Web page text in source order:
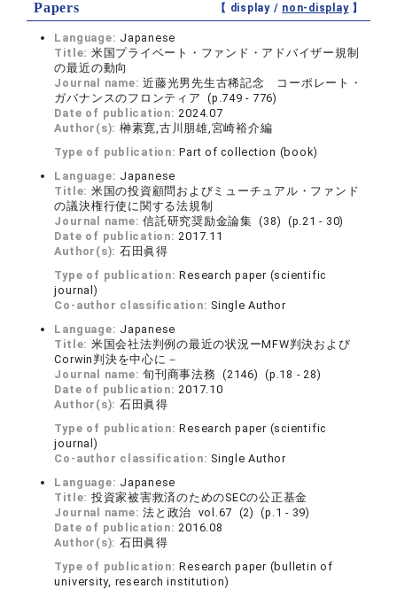
Papers 【 display / non-display】
Language: Japanese
Title: 米国プライベート・ファンド・アドバイザー規制
の最近の動向
Journal name:近藤光男先生古稀記念 コーポレート・
ガバナンスのフロンティア (p.749 - 776)
Date of publication:2024.07
Author(s): 榊素寛,古川朋雄,宮崎裕介編
Type of publication:Part of collection (book)
Language: Japanese
Title: 米国の投資顧問およびミューチュアル・ファンド
の議決権行使に関する法規制
Journal name:信託研究奨励金論集 (38) (p.21 - 30)
Date of publication:2017.11
Author(s): 石田眞得
Type of publication:Research paper (scientific
journal)
Co-author classification: Single Author
Language: Japanese
Title: 米国会社法判例の最近の状況ーMFW判決および
Corwin判決を中心に－
Journal name:旬刊商事法務 (2146) (p.18 - 28)
Date of publication:2017.10
Author(s): 石田眞得
Type of publication:Research paper (scientific
journal)
Co-author classification: Single Author
Language: Japanese
Title: 投資家被害救済のためのSECの公正基金
Journal name:法と政治 vol.67 (2) (p.1 - 39)
Date of publication:2016.08
Author(s): 石田眞得
Type of publication:Research paper (bulletin of
university, research institution)